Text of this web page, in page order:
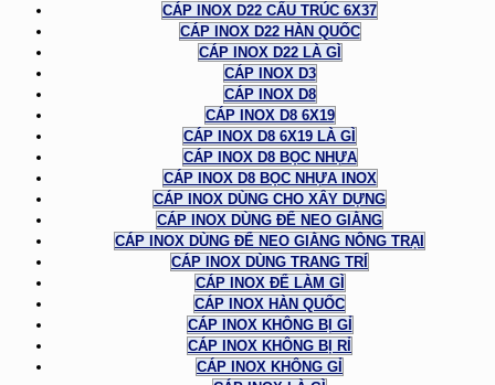
CÁP INOX D22 CẤU TRÚC 6X37
CÁP INOX D22 HÀN QUỐC
CÁP INOX D22 LÀ GÌ
CÁP INOX D3
CÁP INOX D8
CÁP INOX D8 6X19
CÁP INOX D8 6X19 LÀ GÌ
CÁP INOX D8 BỌC NHỰA
CÁP INOX D8 BỌC NHỰA INOX
CÁP INOX DÙNG CHO XÂY DỰNG
CÁP INOX DÙNG ĐỂ NEO GIẰNG
CÁP INOX DÙNG ĐỂ NEO GIẰNG NÔNG TRẠI
CÁP INOX DÙNG TRANG TRÍ
CÁP INOX ĐỂ LÀM GÌ
CÁP INOX HÀN QUỐC
CÁP INOX KHÔNG BỊ GỈ
CÁP INOX KHÔNG BỊ RỈ
CÁP INOX KHÔNG GỈ